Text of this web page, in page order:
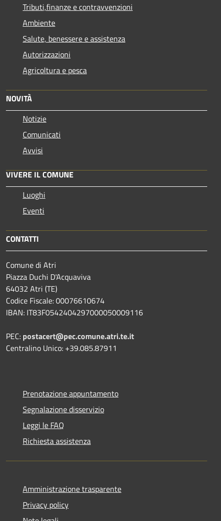
Tributi,finanze e contravvenzioni
Ambiente
Salute, benessere e assistenza
Autorizzazioni
Agricoltura e pesca
NOVITÀ
Notizie
Comunicati
Avvisi
VIVERE IL COMUNE
Luoghi
Eventi
CONTATTI
Comune di Atri
Piazza Duchi D'Acquaviva
64032 Atri (TE)
Codice Fiscale: 00076610674
IBAN: IT83F0542404297000050009116
PEC: postacert@pec.comune.atri.te.it
Centralino Unico: +39.085.87911
Prenotazione appuntamento
Segnalazione disservizio
Leggi le FAQ
Richiesta assistenza
Amministrazione trasparente
Privacy policy